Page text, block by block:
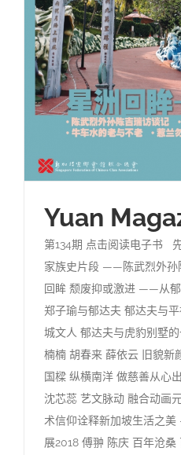
Yuan
第134期 点击阅读电子书
家族史片段 ——陈武烈外孙
回眸 颓废抑或激进 ——从
郑子瑜与郁达夫 郁达夫与
城文人 郁达夫与虎豹别墅
楠楠 胡春来 薛依云 旧貌新
国樑 纵横南洋 做慈善从心
沈芯蕊 艺文脉动 融合动画
术信仰诠释新加坡生活之
展2018 傅翀 陈庆 百年沧